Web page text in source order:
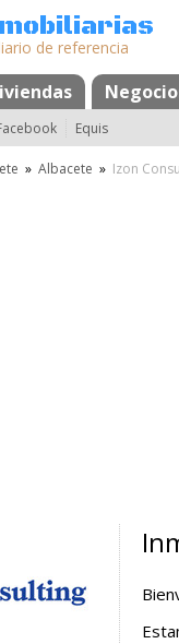
de referencia
Equis
» Albacete » Izon